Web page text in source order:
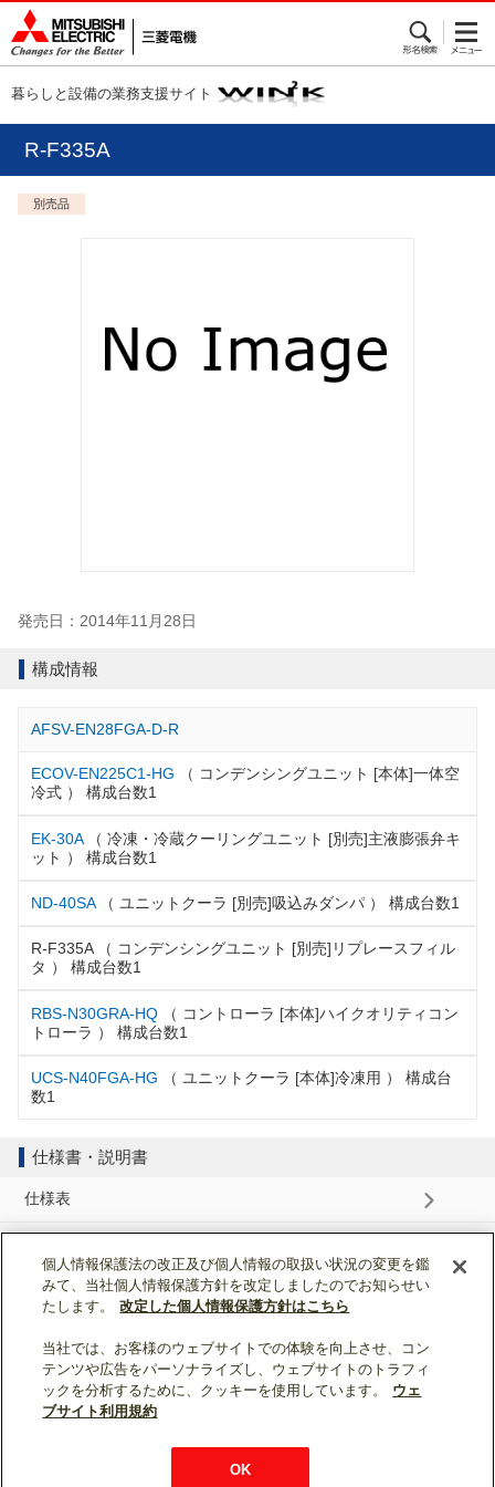
暮らしと設備の業務支援サイト
R-F335A
別売品
発売日：2014年11月28日
構成情報
AFSV-EN28FGA-D-R
ECOV-EN225C1-HG
（ コンデンシングユニット [本体]一体空
冷式 ） 構成台数1
EK-30A
（ 冷凍・冷蔵クーリングユニット [別売]主液膨張弁キ
ット ） 構成台数1
ND-40SA （ ユニットクーラ [別売]吸込みダンパ ） 構成台数1
R-F335A （ コンデンシングユニット [別売]リプレースフィル
タ ） 構成台数1
RBS-N30GRA-HQ
（ コントローラ [本体]ハイクオリティコン
トローラ ） 構成台数1
UCS-N40FGA-HG
（ ユニットクーラ [本体]冷凍用 ） 構成台
数1
仕様書・説明書
仕様表
据付工事説明書
ページトップへ戻る
表示モード：
ウェブサイト利用規約
お問い合わせ
個人情報保護法の改正及び個人情報の取扱い状況の変更を鑑
みて、当社個人情報保護方針を改定しましたのでお知らせい
たします。
改定した個人情報保護方針はこちら
当社では、お客様のウェブサイトでの体験を向上させ、コン
テンツや広告をパーソナライズし、ウェブサイトのトラフィ
ックを分析するために、クッキーを使用しています。
ウェ
ブサイト利用規約
OK